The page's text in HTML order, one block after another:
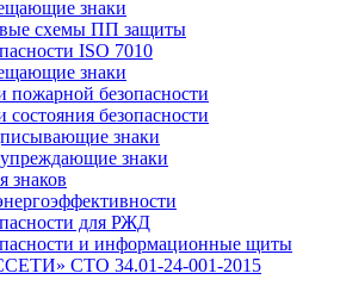
знаки
схемы ПП защиты
ISO 7010
знаки
пожарной безопасности
состояния безопасности
знаки
знаки
знаков
для РЖД
и информационные щиты
СТО 34.01-24-001-2015